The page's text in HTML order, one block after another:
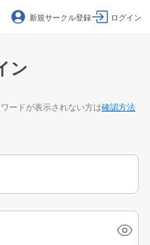
新規サークル登録 ログイン
ン
ードが表示されない方は確認方法